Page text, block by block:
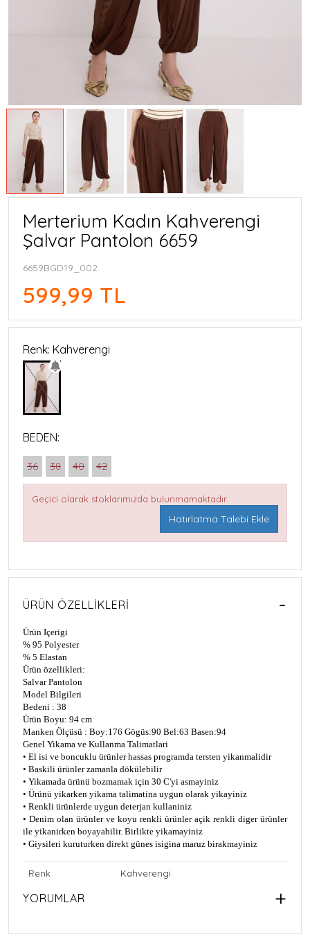
Merterium Kadın Kahverengi
Şalvar Pantolon 6659
6659BGD19_002
599,99 TL
Renk: Kahverengi
BEDEN:
36 38 40 42
Geçici olarak stoklarımızda bulunmamaktadır.
Hatırlatma Talebi Ekle
ÜRÜN ÖZELLIKLERI
Ürün Içerigi
% 95 Polyester
% 5 Elastan
Ürün özellikleri:
Salvar Pantolon
Model Bilgileri
Bedeni : 38
Ürün Boyu: 94 cm
Manken Ölçüsü : Boy:176 Gögüs:90 Bel:63 Basen:94
Genel Yikama ve Kullanma Talimatlari
• El isi ve boncuklu ürünler hassas programda tersten yikanmalidir
• Baskili ürünler zamanla dökülebilir
• Yikamada ürünü bozmamak için 30 C'yi asmayiniz
• Ürünü yikarken yikama talimatina uygun olarak yikayiniz
• Renkli ürünlerde uygun deterjan kullaniniz
• Denim olan ürünler ve koyu renkli ürünler açik renkli diger ürünler
ile yikanirken boyayabilir. Birlikte yikamayiniz
• Giysileri kuruturken direkt günes isigina maruz birakmayiniz
Renk Kahverengi
YORUMLAR